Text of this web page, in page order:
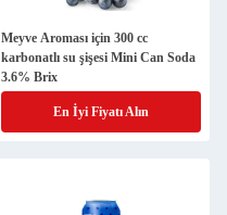
Meyve Aroması için 300 cc
karbonatlı su şişesi Mini Can Soda
3.6% Brix
En İyi Fiyatı Alın